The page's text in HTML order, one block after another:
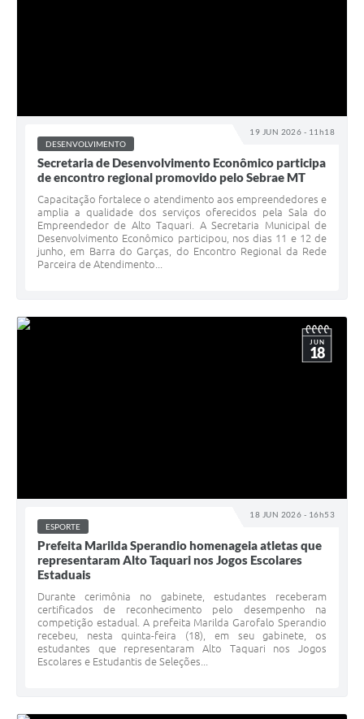
19 JUN 2026 - 11h18
DESENVOLVIMENTO
Secretaria de Desenvolvimento Econômico participa
de encontro regional promovido pelo Sebrae MT
Capacitação fortalece o atendimento aos empreendedores e
amplia a qualidade dos serviços oferecidos pela Sala do
Empreendedor de Alto Taquari. A Secretaria Municipal de
Desenvolvimento Econômico participou, nos dias 11 e 12 de
junho, em Barra do Garças, do Encontro Regional da Rede
Parceira de Atendimento...
18 JUN 2026 - 16h53
JUN
18
ESPORTE
Prefeita Marilda Sperandio homenageia atletas que
representaram Alto Taquari nos Jogos Escolares
Estaduais
Durante cerimônia no gabinete, estudantes receberam
certificados de reconhecimento pelo desempenho na
competição estadual. A prefeita Marilda Garofalo Sperandio
recebeu, nesta quinta-feira (18), em seu gabinete, os
estudantes que representaram Alto Taquari nos Jogos
Escolares e Estudantis de Seleções...